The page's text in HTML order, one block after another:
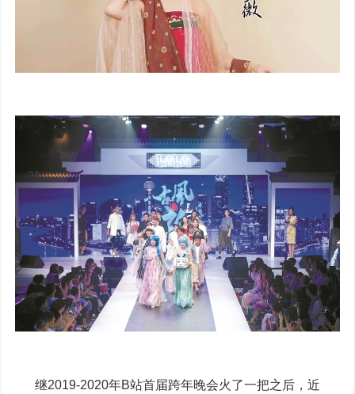
继2019-2020年B站首届跨年晚会火了一把之后，近